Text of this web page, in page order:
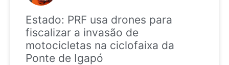
Estado: PRF usa drones para
fiscalizar a invasão de
motocicletas na ciclofaixa da
Ponte de Igapó